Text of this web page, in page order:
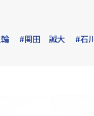
#関田 誠大 #石